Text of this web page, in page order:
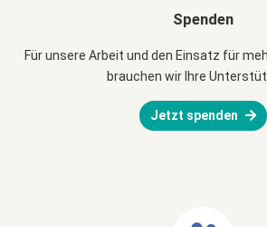
Spenden
Für unsere Arbeit und den Einsatz für
brauchen wir Ihre
Jetzt spenden